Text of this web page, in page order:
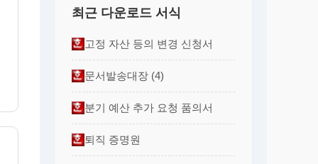
최근 다운로드 서식
고정 자산 등의 변경 신청서
문서발송대장 (4)
분기 예산 추가 요청 품의서
퇴직 증명원